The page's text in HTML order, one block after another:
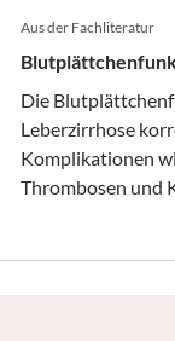
Aus der Fachliteratur
Die
Leberzirrhose
Komplikationen
Thrombosen und